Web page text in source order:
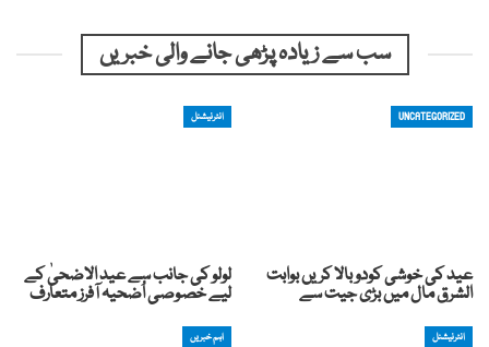
سب سے زیادہ پڑھی جانے والی خبریں
UNCATEGORIZED
عید کی خوشی کودوبالا کریں بوابت
الشرق مال میں بڑی جیت سے
انٹرنیشنل
لولو کی جانب سے عید الاضحیٰ کے
لیے خصوصی اُضحیہ آفرز متعارف
انٹرنیشنل اہم خبریں